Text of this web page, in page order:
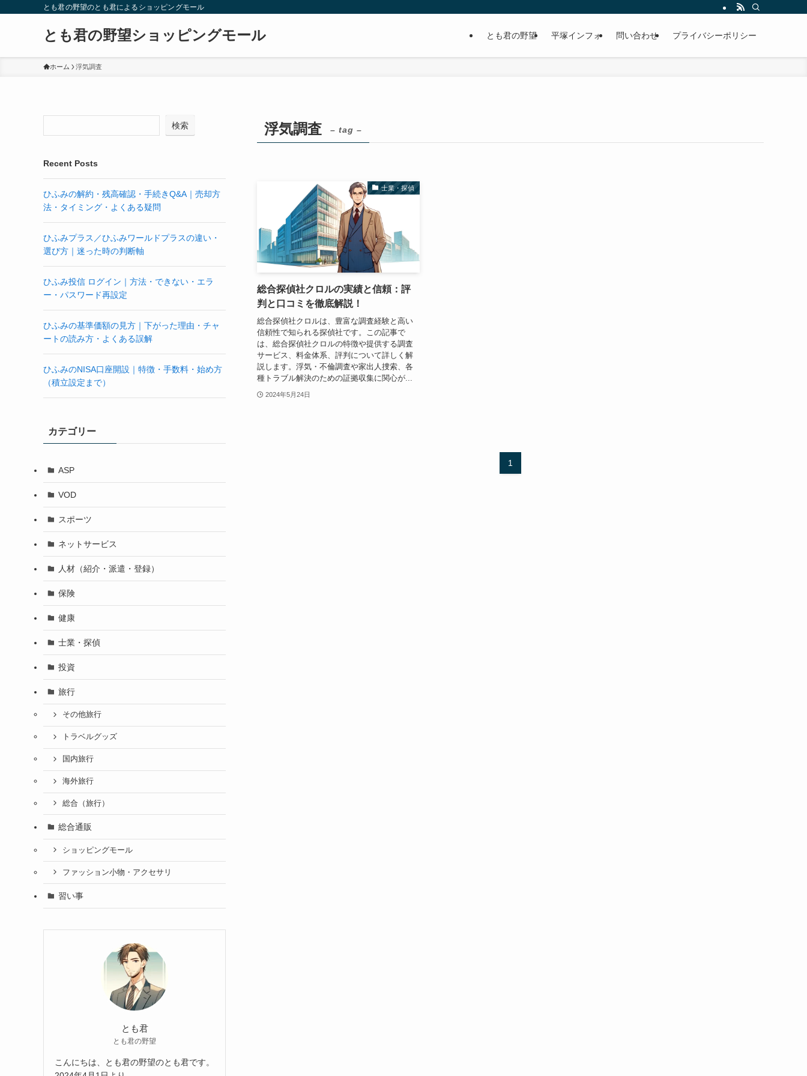
とも君の野望のとも君によるショッピングモール
とも君の野望ショッピングモール とも君の野望 平塚インフォ 問い合わせ プライバシーポリシー
ホーム 浮気調査
浮気調査 – tag –
士業・探偵
総合探偵社クロルの実績と信頼：評
判と口コミを徹底解説！
総合探偵社クロルは、豊富な調査経験と高い
信頼性で知られる探偵社です。この記事で
は、総合探偵社クロルの特徴や提供する調査
サービス、料金体系、評判について詳しく解
説します。浮気・不倫調査や家出人捜索、各
種トラブル解決のための証拠収集に関心が...
2024年5月24日
1
検索
Recent Posts
ひふみの解約・残高確認・手続きQ&A｜売却方
法・タイミング・よくある疑問
ひふみプラス／ひふみワールドプラスの違い・
選び方｜迷った時の判断軸
ひふみ投信 ログイン｜方法・できない・エラ
ー・パスワード再設定
ひふみの基準価額の見方｜下がった理由・チャ
ートの読み方・よくある誤解
ひふみのNISA口座開設｜特徴・手数料・始め方
（積立設定まで）
カテゴリー
ASP
VOD
スポーツ
ネットサービス
人材（紹介・派遣・登録）
保険
健康
士業・探偵
投資
旅行
その他旅行
トラベルグッズ
国内旅行
海外旅行
総合（旅行）
総合通販
ショッピングモール
ファッション小物・アクセサリ
習い事
とも君
とも君の野望
こんにちは、とも君の野望のとも君です。